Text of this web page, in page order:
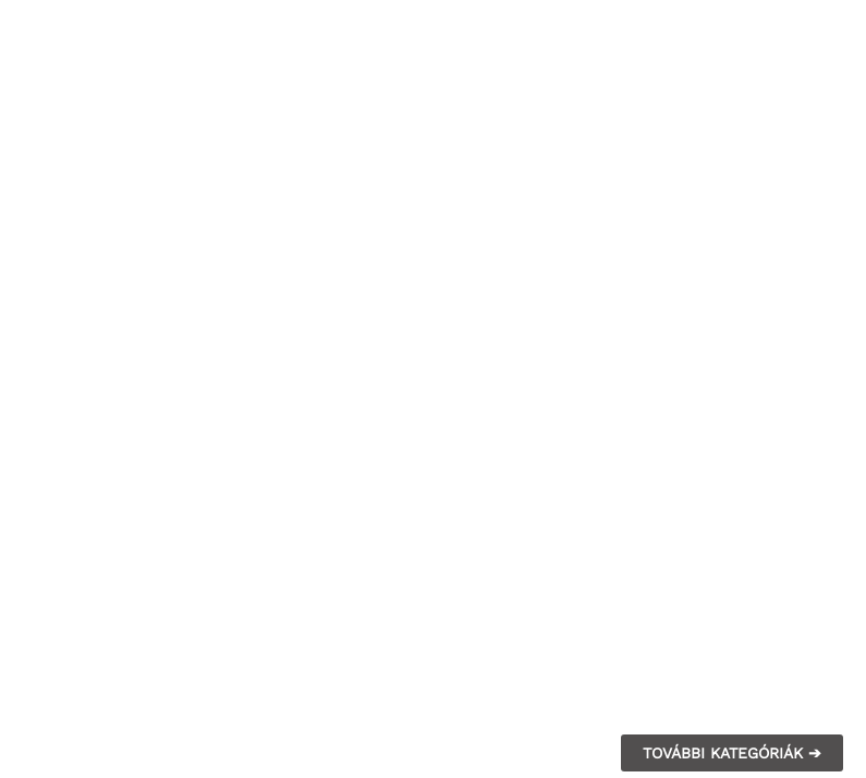
TOVÁBBI KATEGÓRIÁK ➔